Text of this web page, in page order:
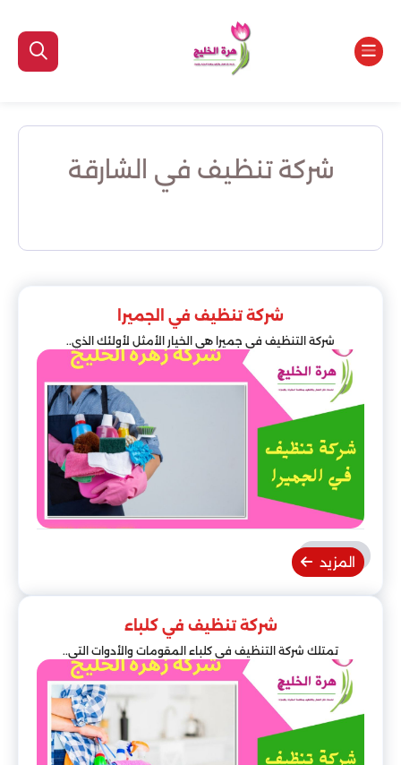
شركة تنظيف في الشارقة
شركة تنظيف في الجميرا
شركة التنظيف في جميرا هي الخيار الأمثل لأولئك الذي..
المزيد
شركة تنظيف في كلباء
تمتلك شركة التنظيف في كلباء المقومات والأدوات التي..